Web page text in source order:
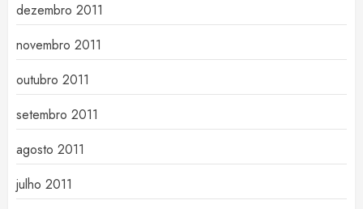
dezembro 2011
novembro 2011
outubro 2011
setembro 2011
agosto 2011
julho 2011